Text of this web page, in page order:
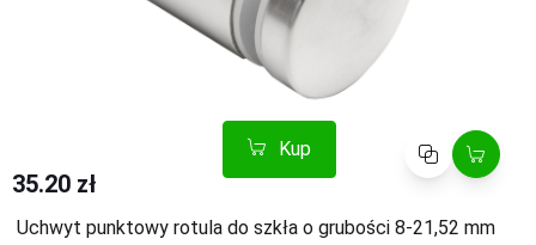
Kup Porównaj
35.20 zł
Uchwyt punktowy rotula do szkła o grubości 8-21,52 mm